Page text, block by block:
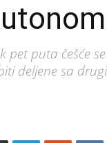
pet puta češće
deljene sa